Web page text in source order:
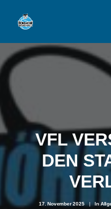
NEWSFEED
FAN-SHOP
VFL BENSHEIM
VFL
DEN
17. November 2025 | In